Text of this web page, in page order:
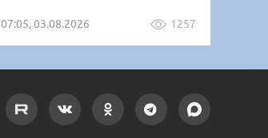
07:05, 03.08.2026 1257